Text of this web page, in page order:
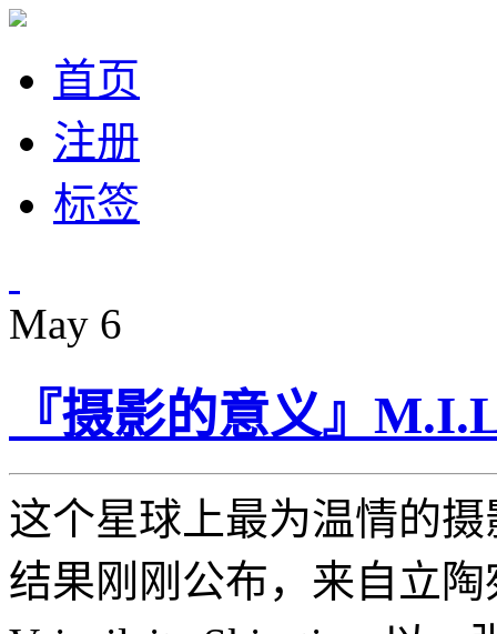
首页
注册
标签
May 6
『摄影的意义』
这个星球上最为温情的摄
结果刚刚公布，来自立